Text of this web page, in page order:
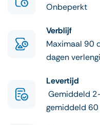
Onbeperkt
Verblijf
Maximaal 90
dagen
Levertijd
Gemiddeld
gemiddeld